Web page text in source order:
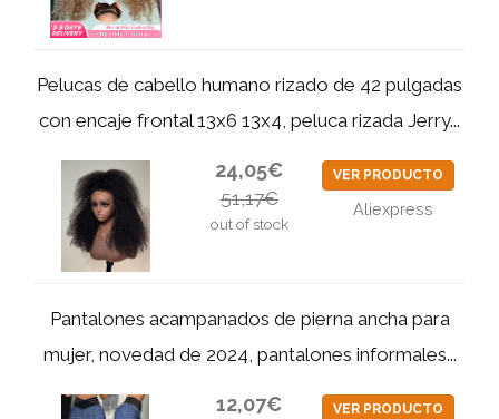
Pelucas de cabello humano rizado de 42 pulgadas
con encaje frontal 13x6 13x4, peluca rizada Jerry...
24,05€
51,17€
out of stock
VER PRODUCTO
Aliexpress
Pantalones acampanados de pierna ancha para
mujer, novedad de 2024, pantalones informales...
12,07€ VER PRODUCTO